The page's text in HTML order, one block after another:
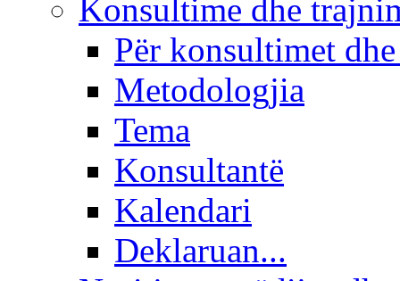
Konsultime dhe
Për konsultimet
Metodologjia
Tema
Konsultantë
Kalendari
Deklaruan...